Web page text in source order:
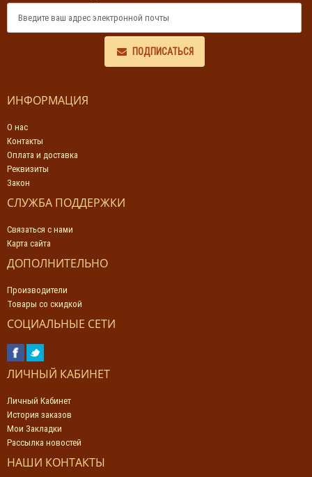
ПОДПИСАТЬСЯ
ИНФОРМАЦИЯ
О нас
Контакты
Оплата и доставка
Реквизиты
Закон
СЛУЖБА ПОДДЕРЖКИ
Связаться с нами
Карта сайта
ДОПОЛНИТЕЛЬНО
Производители
Товары со скидкой
СОЦИАЛЬНЫЕ СЕТИ
ЛИЧНЫЙ КАБИНЕТ
Личный Кабинет
История заказов
Мои Закладки
Рассылка новостей
НАШИ КОНТАКТЫ